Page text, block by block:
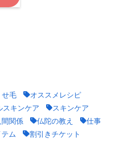
せ毛
オススメレシピ
スキンケア
スキンケア
間関係 仏陀の教え
仕事
ム
割引きチケット